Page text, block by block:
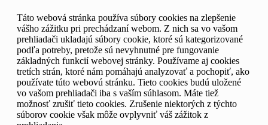
Táto webová stránka používa súbory cookies na zlepšenie
vášho zážitku pri prechádzaní webom. Z nich sa vo vašom
prehliadači ukladajú súbory cookie, ktoré sú kategorizované
podľa potreby, pretože sú nevyhnutné pre fungovanie
základných funkcií webovej stránky. Používame aj cookies
tretích strán, ktoré nám pomáhajú analyzovať a pochopiť, ako
používate túto webovú stránku. Tieto cookies budú uložené
vo vašom prehliadači iba s vaším súhlasom. Máte tiež
možnosť zrušiť tieto cookies. Zrušenie niektorých z týchto
súborov cookie však môže ovplyvniť váš zážitok z